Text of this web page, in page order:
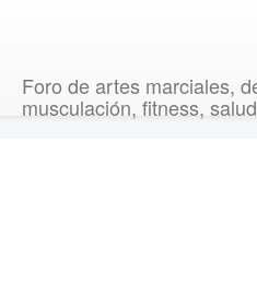
Foro de artes marciales,
musculación, fitness, salud